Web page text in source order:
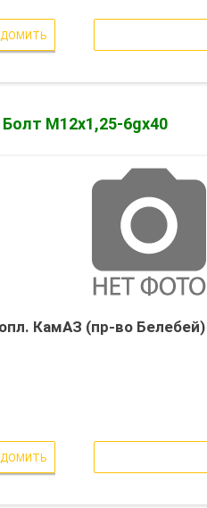
Болт М12х1,25-6gх40
КамАЗ (пр-во Белебей)